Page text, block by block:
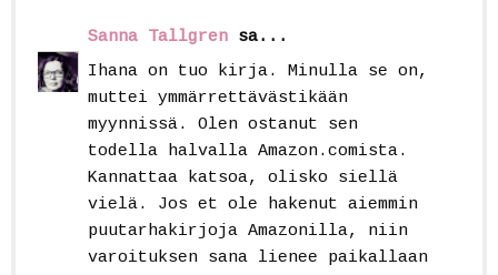
Sanna Tallgren sa...
Ihana on tuo kirja. Minulla se on,
muttei ymmärrettävästikään
myynnissä. Olen ostanut sen
todella halvalla Amazon.comista.
Kannattaa katsoa, olisko siellä
vielä. Jos et ole hakenut aiemmin
puutarhakirjoja Amazonilla, niin
varoituksen sana lienee paikallaan